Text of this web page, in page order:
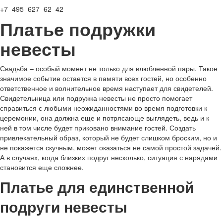
+7 495 627 62 42
Платье подружки
невесты
Свадьба – особый момент не только для влюбленной пары. Такое
значимое событие остается в памяти всех гостей, но особенно
ответственное и волнительное время наступает для свидетелей.
Свидетельница или подружка невесты не просто помогает
справиться с любыми неожиданностями во время подготовки к
церемонии, она должна еще и потрясающе выглядеть, ведь и к
ней в том числе будет приковано внимание гостей. Создать
привлекательный образ, который не будет слишком броским, но и
не покажется скучным, может оказаться не самой простой задачей.
А в случаях, когда близких подруг несколько, ситуация с нарядами
становится еще сложнее.
Платье для единственной
подруги невесты